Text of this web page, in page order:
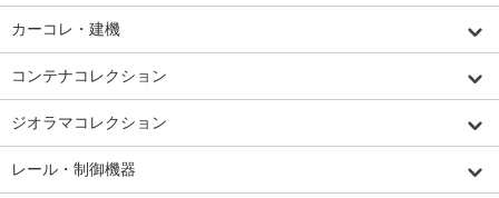
カーコレ・建機
コンテナコレクション
ジオラマコレクション
レール・制御機器